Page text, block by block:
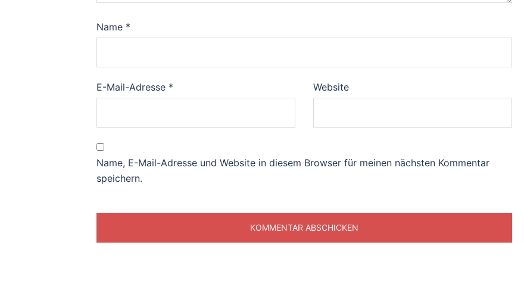
Name *
E-Mail-Adresse * Website
Name, E-Mail-Adresse und Website in diesem Browser für meinen nächsten Kommentar
speichern.